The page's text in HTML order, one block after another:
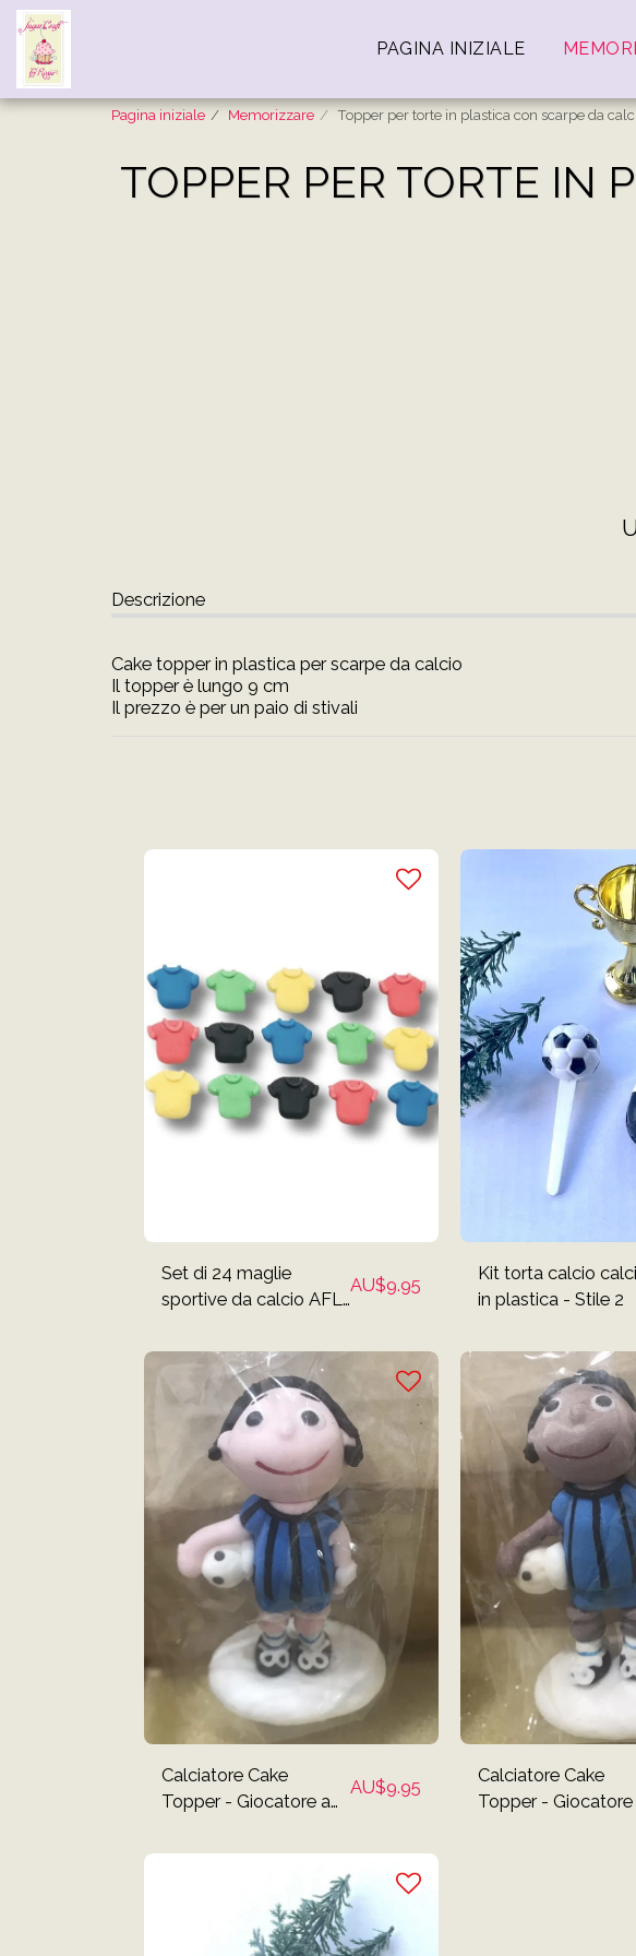
PAGINA INIZIALE
Pagina iniziale Memorizzare Topper per torte in plastica con scarpe da
TOPPER PER TORTE IN
Descrizione
Cake topper in plastica per scarpe da calcio
Il topper è lungo 9 cm
Il prezzo è per un paio di stivali
Set di 24 maglie
sportive da calcio AFL
AU$9.95
Kit torta calcio
in plastica - Stile 2
Calciatore Cake
Topper - Giocatore a
AU$9.95
Calciatore Cake
Topper - Giocatore